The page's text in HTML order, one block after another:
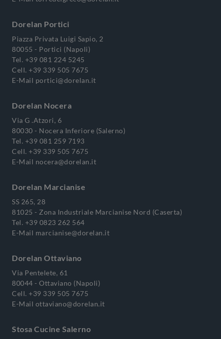
Dorelan Portici
Piazza Privata Luigi Sapio, 2
80055 - Portici (Napoli)
Tel. +39 081 224 5245
Cell. +39 339 505 7675
E-Mail portici@dorelan.it
Dorelan Nocera
Via G .Atzori, 6
80030 - Nocera Inferiore (Salerno)
Tel. +39 081 259 7193
Cell. +39 339 505 7675
E-Mail nocera@dorelan.it
Dorelan Marcianise
SS 265, 28
81025 - Zona Industriale Marcianise Nord (Caserta)
Tel. +39 0823 262 564
E-Mail marcianise@dorelan.it
Dorelan Ottaviano
Via Pentelete, 61
80044 - Ottaviano (Napoli)
Cell. +39 339 505 7675
E-Mail ottaviano@dorelan.it
Stosa Cucine Salerno